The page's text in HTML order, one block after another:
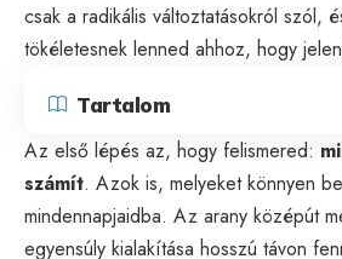
csak a radikális változtatásokról szól,
tökéletesnek lenned ahhoz, hogy
Tartalom
Az első lépés az, hogy felismered:
számít. Azok is, melyeket könnyen
mindennapjaidba. Az arany középút
egyensúly kialakítása hosszú távon